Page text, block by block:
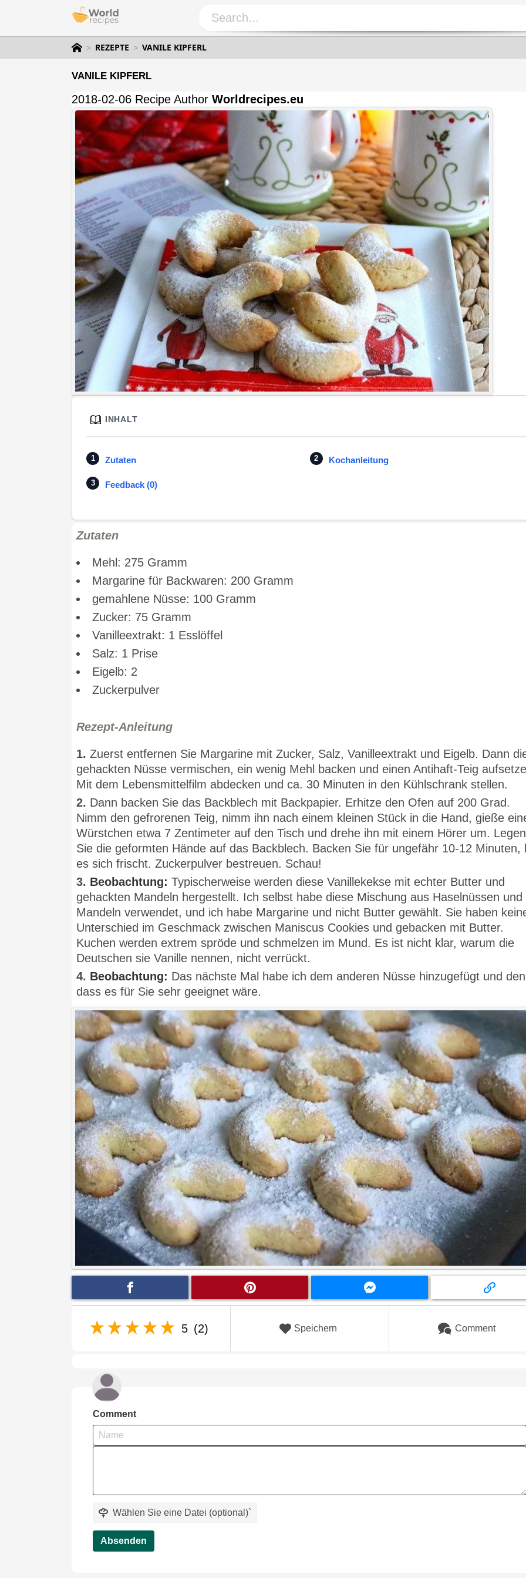
REZEPTE VANILE KIPFERL
VANILE KIPFERL
2018-02-06 Recipe Author Worldrecipes.eu
INHALT
Zutaten Kochanleitung
Feedback (0)
Zutaten
Mehl: 275 Gramm
Margarine für Backwaren: 200 Gramm
gemahlene Nüsse: 100 Gramm
Zucker: 75 Gramm
Vanilleextrakt: 1 Esslöffel
Salz: 1 Prise
Eigelb: 2
Zuckerpulver
Rezept-Anleitung
1. Zuerst entfernen Sie Margarine mit Zucker, Salz, Vanilleextrakt und Eigelb. Dann
gehackten Nüsse vermischen, ein wenig Mehl backen und einen Antihaft-Teig
Mit dem Lebensmittelfilm abdecken und ca. 30 Minuten in den Kühlschrank stellen.
2. Dann backen Sie das Backblech mit Backpapier. Erhitze den Ofen auf 200 Grad.
Nimm den gefrorenen Teig, nimm ihn nach einem kleinen Stück in die Hand, gieße
Würstchen etwa 7 Zentimeter auf den Tisch und drehe ihn mit einem Hörer um. Legen
Sie die geformten Hände auf das Backblech. Backen Sie für ungefähr 10-12 Minuten,
es sich frischt. Zuckerpulver bestreuen. Schau!
3. Beobachtung: Typischerweise werden diese Vanillekekse mit echter Butter und
gehackten Mandeln hergestellt. Ich selbst habe diese Mischung aus Haselnüssen und
Mandeln verwendet, und ich habe Margarine und nicht Butter gewählt. Sie haben
Unterschied im Geschmack zwischen Maniscus Cookies und gebacken mit Butter.
Kuchen werden extrem spröde und schmelzen im Mund. Es ist nicht klar, warum die
Deutschen sie Vanille nennen, nicht verrückt.
4. Beobachtung: Das nächste Mal habe ich dem anderen Nüsse hinzugefügt und
dass es für Sie sehr geeignet wäre.
5 (2) Speichern Comment
Comment
Wählen Sie eine Datei (optional)`
Absenden